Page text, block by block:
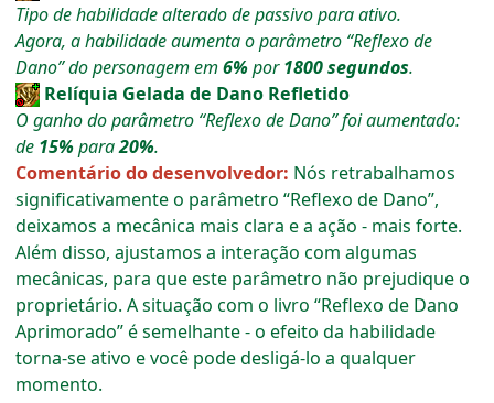
Tipo de habilidade alterado de passivo para ativo.
Agora, a habilidade aumenta o parâmetro “Reflexo de
Dano” do personagem em6%por 1800segundos.
Relíquia Gelada de Dano Refletido
O ganho do parâmetro “Reflexo de Dano” foi aumentado:
de 15%para20%.
Comentário do desenvolvedor: Nós retrabalhamos
significativamente o parâmetro “Reflexo de Dano”,
deixamos a mecânica mais clara e a ação - mais forte.
Além disso, ajustamos a interação com algumas
mecânicas, para que este parâmetro não prejudique o
proprietário. A situação com o livro “Reflexo de Dano
Aprimorado” é semelhante - o efeito da habilidade
torna-se ativo e você pode desligá-lo a qualquer
momento.